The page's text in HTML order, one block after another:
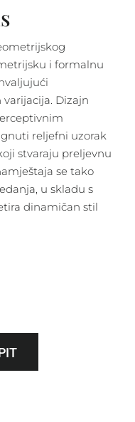
i formalnu
Dizajn
reljefni uzorak
stvaraju preljevnu
se tako
u skladu s
dinamičan stil